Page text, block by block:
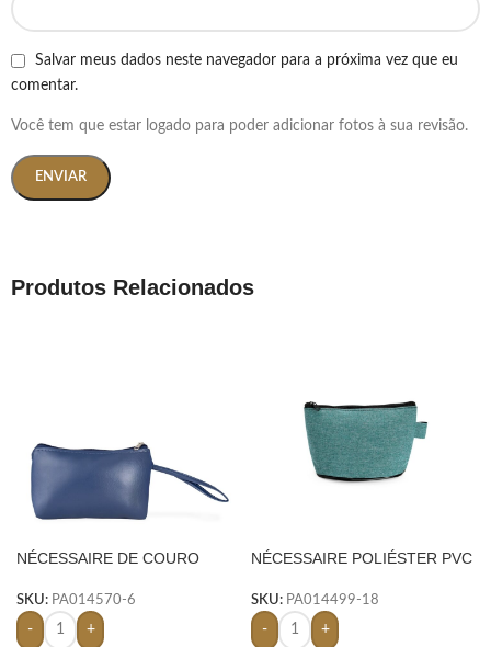
Salvar meus dados neste navegador para a próxima vez que eu
comentar.
Você tem que estar logado para poder adicionar fotos à sua revisão.
Produtos Relacionados
NÉCESSAIRE DE COURO
SKU: PA014570-6
- +
NÉCESSAIRE POLIÉSTER PVC
SKU: PA014499-18
- +